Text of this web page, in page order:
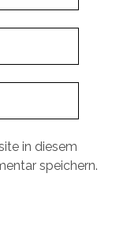
in diesem
speichern.